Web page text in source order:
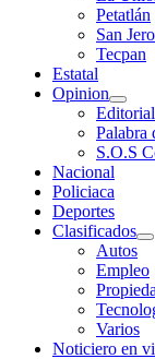
Petatlán
San
Tecpan
Estatal
Opinion
Editorial
Palabra
S.O.S
Nacional
Policiaca
Deportes
Clasificados
Autos
Empleo
Varios
Noticiero en